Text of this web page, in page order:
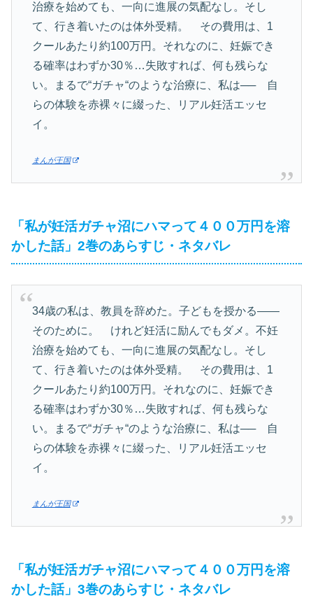
治療を始めても、一向に進展の気配なし。そし
て、行き着いたのは体外受精。 その費用は、1
クールあたり約100万円。それなのに、妊娠でき
る確率はわずか30％…失敗すれば、何も残らな
い。まるで“ガチャ“のような治療に、私は── 自
らの体験を赤裸々に綴った、リアル妊活エッセ
イ。
まんが王国
「私が妊活ガチャ沼にハマって４００万円を溶
かした話」2巻のあらすじ・ネタバレ
34歳の私は、教員を辞めた。子どもを授かる――
そのために。 けれど妊活に励んでもダメ。不妊
治療を始めても、一向に進展の気配なし。そし
て、行き着いたのは体外受精。 その費用は、1
クールあたり約100万円。それなのに、妊娠でき
る確率はわずか30％…失敗すれば、何も残らな
い。まるで“ガチャ“のような治療に、私は── 自
らの体験を赤裸々に綴った、リアル妊活エッセ
イ。
まんが王国
「私が妊活ガチャ沼にハマって４００万円を溶
かした話」3巻のあらすじ・ネタバレ